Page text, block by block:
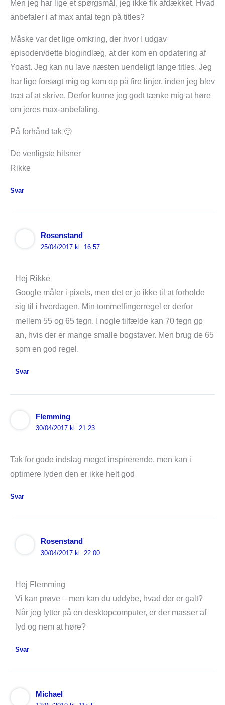
Men jeg har lige et spørgsmål, jeg ikke fik afdækket. Hvad
anbefaler i af max antal tegn på titles?
Måske var det lige omkring, der hvor I udgav
episoden/dette blogindlæg, at der kom en opdatering af
Yoast. Jeg kan nu lave næsten uendeligt lange titles. Jeg
har lige forsøgt mig og kom op på fire linjer, inden jeg blev
træt af at skrive. Derfor kunne jeg godt tænke mig at høre
om jeres max-anbefaling.
På forhånd tak 🙂
De venligste hilsner
Rikke
Svar
Rosenstand
25/04/2017 kl. 16:57
Hej Rikke
Google måler i pixels, men det er jo ikke til at forholde
sig til i hverdagen. Min tommelfingerregel er derfor
mellem 55 og 65 tegn. I nogle tilfælde kan 70 tegn gp
an, hvis der er mange smalle bogstaver. Men brug de 65
som en god regel.
Svar
Flemming
30/04/2017 kl. 21:23
Tak for gode indslag meget inspirerende, men kan i
optimere lyden den er ikke helt god
Svar
Rosenstand
30/04/2017 kl. 22:00
Hej Flemming
Vi kan prøve – men kan du uddybe, hvad der er galt?
Når jeg lytter på en desktopcomputer, er der masser af
lyd og nem at høre?
Svar
Michael